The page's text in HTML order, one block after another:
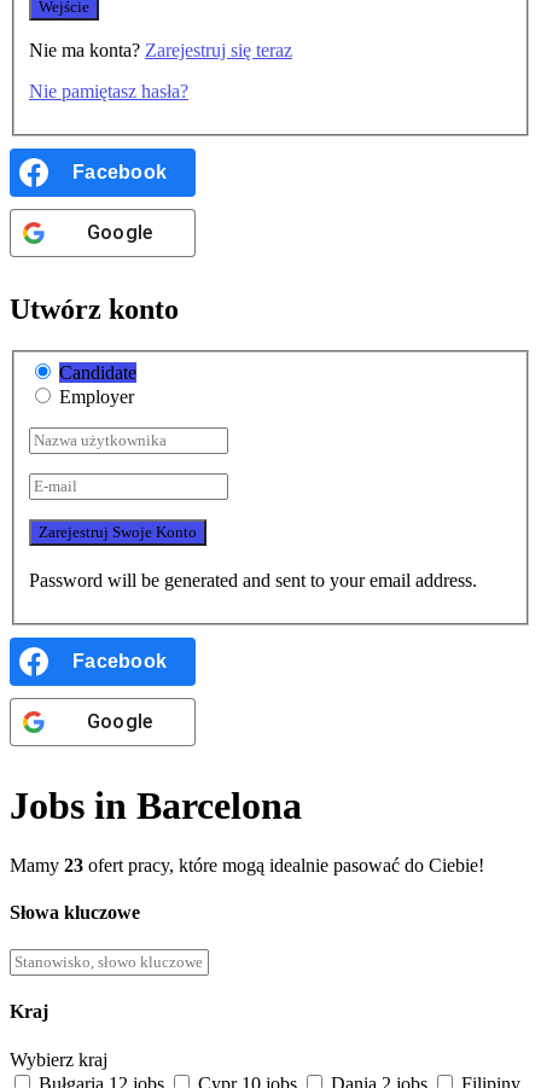
Nie ma konta? Zarejestruj się teraz
Nie pamiętasz hasła?
Facebook
Google
Utwórz konto
Candidate
Employer
Password will be generated and sent to your email address.
Facebook
Google
Jobs in Barcelona
Mamy 23 ofert pracy, które mogą idealnie pasować do Ciebie!
Słowa kluczowe
Kraj
Wybierz kraj
Bułgaria 12 jobs Cypr 10 jobs Dania 2 jobs Filipiny